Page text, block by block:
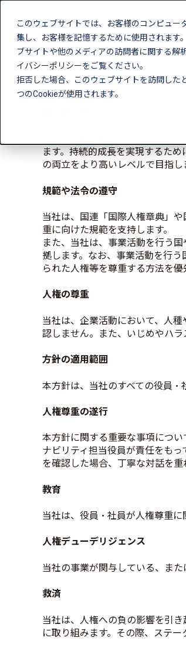
このウェブサイトでは、お客様のコンピュ
集し、お客様を記憶するために使用されます
ブサイトや他のメディアの訪問者に関する解
イバシーポリシーをご覧ください。
拒否した場合、このウェブサイトを訪問した
つのCookieが使用されます。
人権方針
制定日：2025年5月22日
「より持続可能でNET－ZERO
ます。持続的成長を実現するた
の両立をより高いレベルで目指し
規範や法令の遵守
当社は、国連「国際人権章典」
重に向けた規範を支持します。​
また、当社は、事業活動を行う
拠します。なお、事業活動を行
られた人権等を尊重する方法を優
人権の尊重
当社は、企業活動において、人
認しません。また、いじめやハラ
方針の適用範囲
本方針は、当社のすべての役員・
人権尊重の遂行​
本方針に関する重要な事項につ
ナビリティ担当役員が責任をも
を確認した場合、丁寧な対話を重
教育​
当社は、役員・社員が人権尊重
人権デューデリジェンス
当社の事業が関与している、ま
救済
当社は、人権への負の影響を引
に取り組みます。その際、ステ